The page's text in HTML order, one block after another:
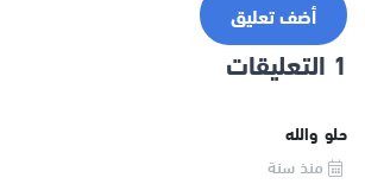
أضف تعليق
1 التعليقات
حلو والله
منذ سنة